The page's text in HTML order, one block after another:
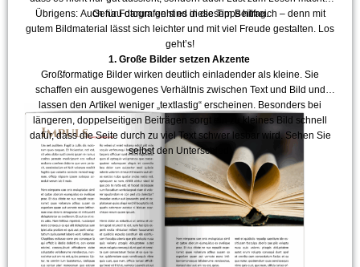
Genau darum geht es in diesem Beitrag.
Übrigens: Auch für Fotografen sind diese Tipps hilfreich – denn mit
gutem Bildmaterial lässt sich leichter und mit viel Freude gestalten. Los
geht’s!
1. Große Bilder setzen Akzente
Großformatige Bilder wirken deutlich einladender als kleine. Sie
schaffen ein ausgewogenes Verhältnis zwischen Text und Bild und
lassen den Artikel weniger „textlastig“ erscheinen. Besonders bei
längeren, doppelseitigen Beiträgen sorgt ein zu kleines Bild schnell
dafür, dass die Seite durch zu viel Text schwer lesbar wird. Sehen Sie
selbst den Unterschied: